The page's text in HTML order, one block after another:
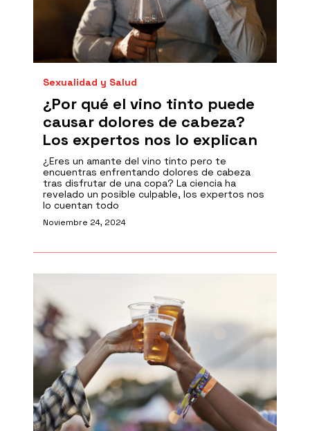
Sexualidad y Salud
¿Por qué el vino tinto puede
causar dolores de cabeza?
Los expertos nos lo explican
¿Eres un amante del vino tinto pero te
encuentras enfrentando dolores de cabeza
tras disfrutar de una copa? La ciencia ha
revelado un posible culpable, los expertos nos
lo cuentan todo
Noviembre 24, 2024